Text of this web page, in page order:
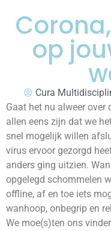
op
Cura
Gaat het nu alweer over
allen eens zijn dat we
snel mogelijk willen
virus ervoor gezorgd
anders ging uitzien.
opgelegd schommelen
offline, af en toe iets
wanhoop, onbegrip en
We moe(s)ten ons